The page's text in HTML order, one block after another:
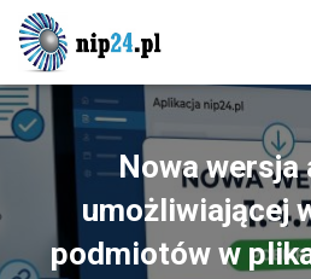
Nowa wersja
umożliwiającej
podmiotów w